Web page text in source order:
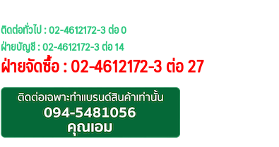
ติดต่อทั่วไป : 02-4612172-3 ต่อ 0
ฝ่ายบัญชี : 02-4612172-3 ต่อ 14
ฝ่ายจัดซื้อ : 02-4612172-3 ต่อ 27